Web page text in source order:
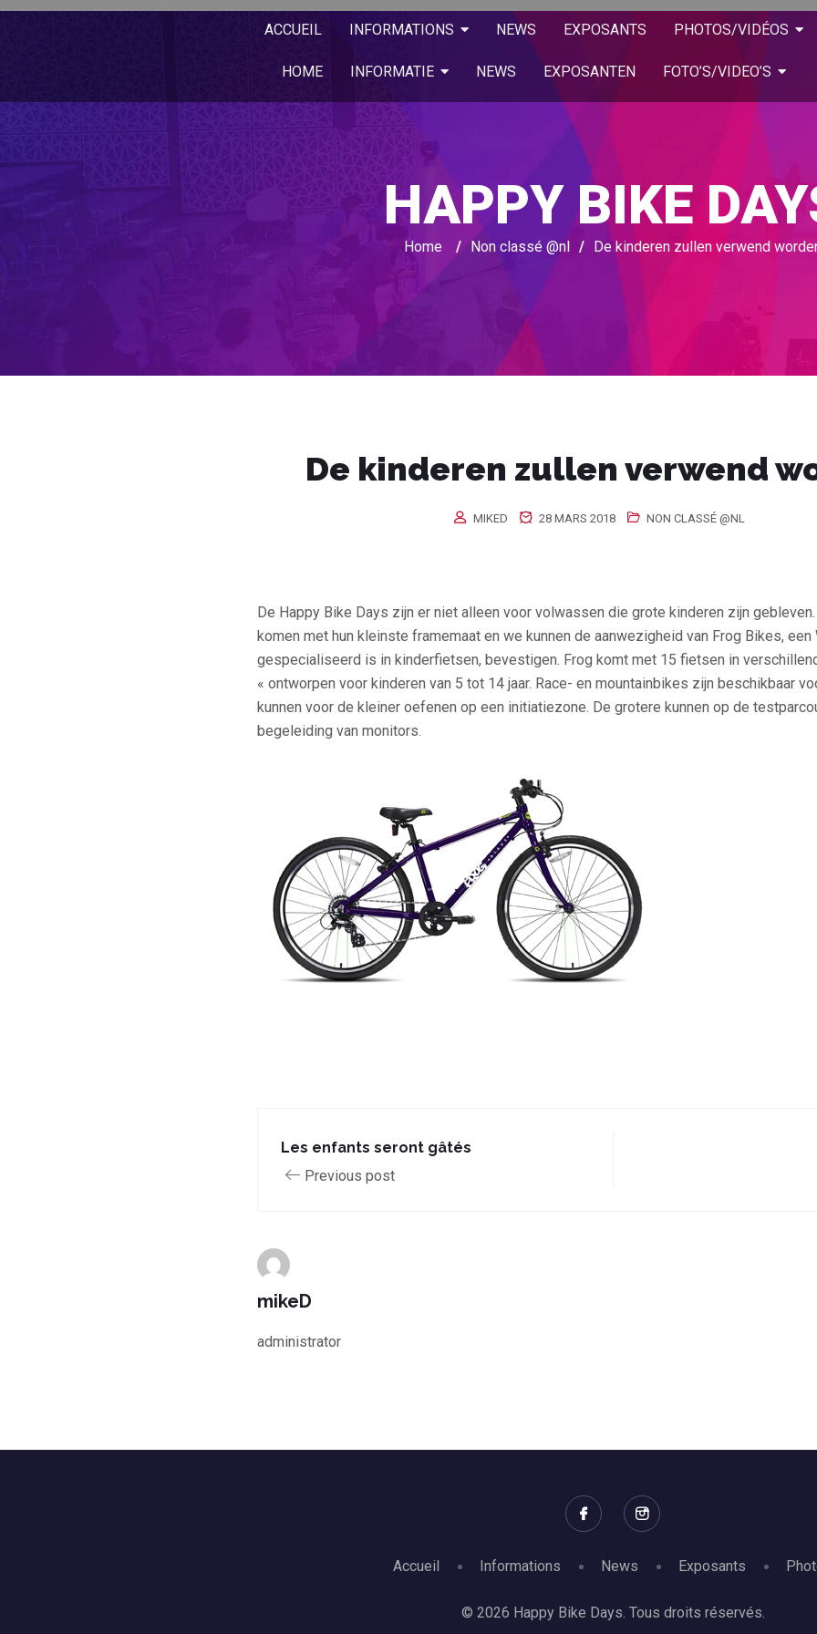
ACCUEIL INFORMATIONS NEWS EXPOSANTS PHOTOS/VIDÉOS
HOME INFORMATIE NEWS EXPOSANTEN FOTO’S/VIDEO’S
HAPPY BIKE
Home / Non classé @nl / De kinderen zullen verwend
De kinderen zullen verwend
MIKED 28 MARS 2018 NON CLASSÉ @NL
De Happy Bike Days zijn er niet alleen voor volwassen die grote kinderen zijn
komen met hun kleinste framemaat en we kunnen de aanwezigheid van Frog Bikes,
gespecialiseerd is in kinderfietsen, bevestigen. Frog komt met 15 fietsen in
« ontworpen voor kinderen van 5 tot 14 jaar. Race- en mountainbikes zijn beschikbaar
kunnen voor de kleiner oefenen op een initiatiezone. De grotere kunnen op de
begeleiding van monitors.
Les enfants seront gâtés
Previous post
mikeD
administrator
Accueil Informations News Exposants
© 2026 Happy Bike Days. Tous droits réservés.